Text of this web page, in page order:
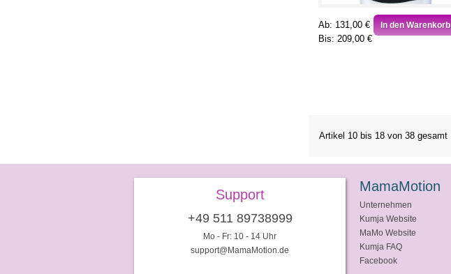
Ab: 131,00 €
Bis: 209,00 €
In den Warenkorb
Artikel 10 bis 18 von 38 gesamt
Support
+49 511 89738999
Mo - Fr: 10 - 14 Uhr
support@MamaMotion.de
MamaMotion
Unternehmen
Kumja Website
MaMo Website
Kumja FAQ
Facebook